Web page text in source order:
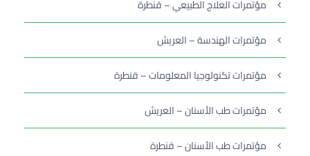
مؤتمرات العلاج الطبيعي – قنطرة
مؤتمرات الهندسة – العريش
مؤتمرات تكنولوجيا المعلومات – قنطرة
مؤتمرات طب الأسنان – العريش
مؤتمرات طب الأسنان – قنطرة